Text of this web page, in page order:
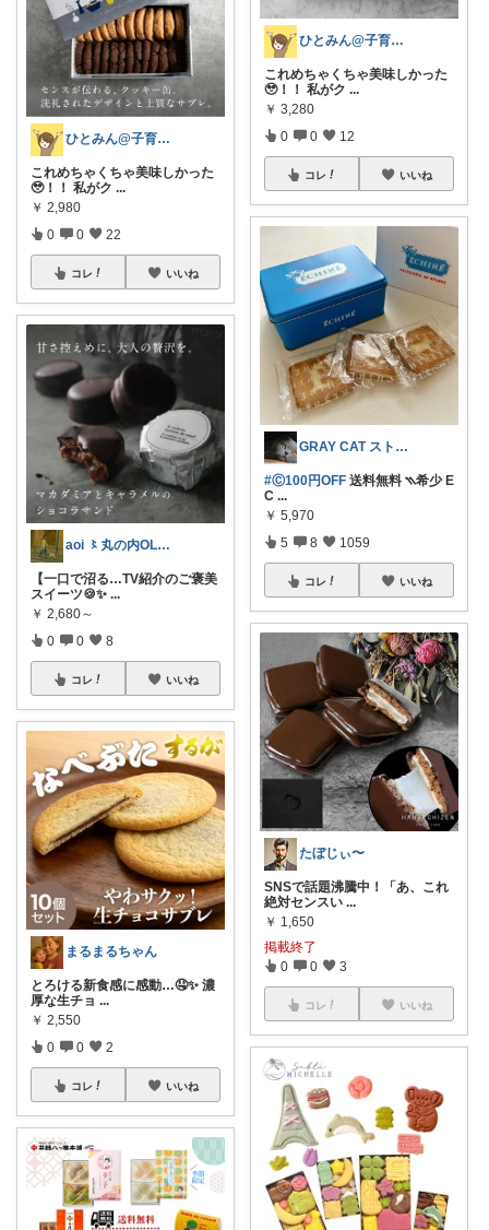
ひとみん@子育てと可愛いもの好き⚮̈
これめちゃくちゃ美味しかった
🥹！！ 私がク ...
￥ 2,980
0 0 22
コレ いいね
aoi 〻丸の内OLのきれいめ暮らし
【一口で沼る…TV紹介のご褒美
スイーツ🍪✨ ...
￥ 2,680～
0 0 8
コレ いいね
まるまるちゃん
​とろける新食感に感動…🤤✨ 濃
厚な生チョ ...
￥ 2,550
0 0 2
コレ いいね
ひとみん@子育てと可愛いもの好き⚮̈
これめちゃくちゃ美味しかった
🥹！！ 私がク ...
￥ 3,280
0 0 12
コレ いいね
GRAY CAT ストーカーしつこすぎ
#Ⓒ100円OFF 送料無料 ⳹希少 E
C ...
￥ 5,970
5 8 1059
コレ いいね
たぼじぃ〜
SNSで話題沸騰中！「あ、これ
絶対センスい ...
￥ 1,650
掲載終了
0 0 3
コレ いいね